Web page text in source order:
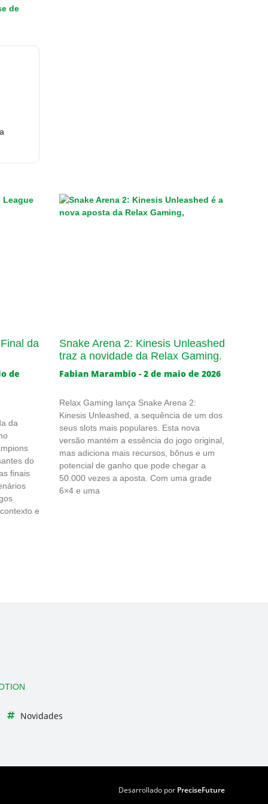
de
da
de
da
do
finais
e
Snake Arena 2: Kinesis Unleashed
traz a novidade da Relax Gaming.
Fabian Marambio 2 de maio de 2026
Relax Gaming lança Snake Arena 2:
Kinesis Unleashed, a sequência de um dos
seus slots mais populares. Esta nova
versão mantém a essência do jogo original,
mas adiciona mais recursos, bônus e um
potencial de ganho que pode chegar a
50.000 vezes a aposta. Com uma grade
6×4 e uma
Novidades
Desarrollado por PreciseFuture